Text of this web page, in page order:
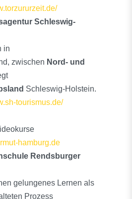
Schleswig-
in
zwischen Nord- und
Schleswig-Holstein.
tourismus.de/
hamburg.de
Rendsburger
gelungenes Lernen als
Prozess